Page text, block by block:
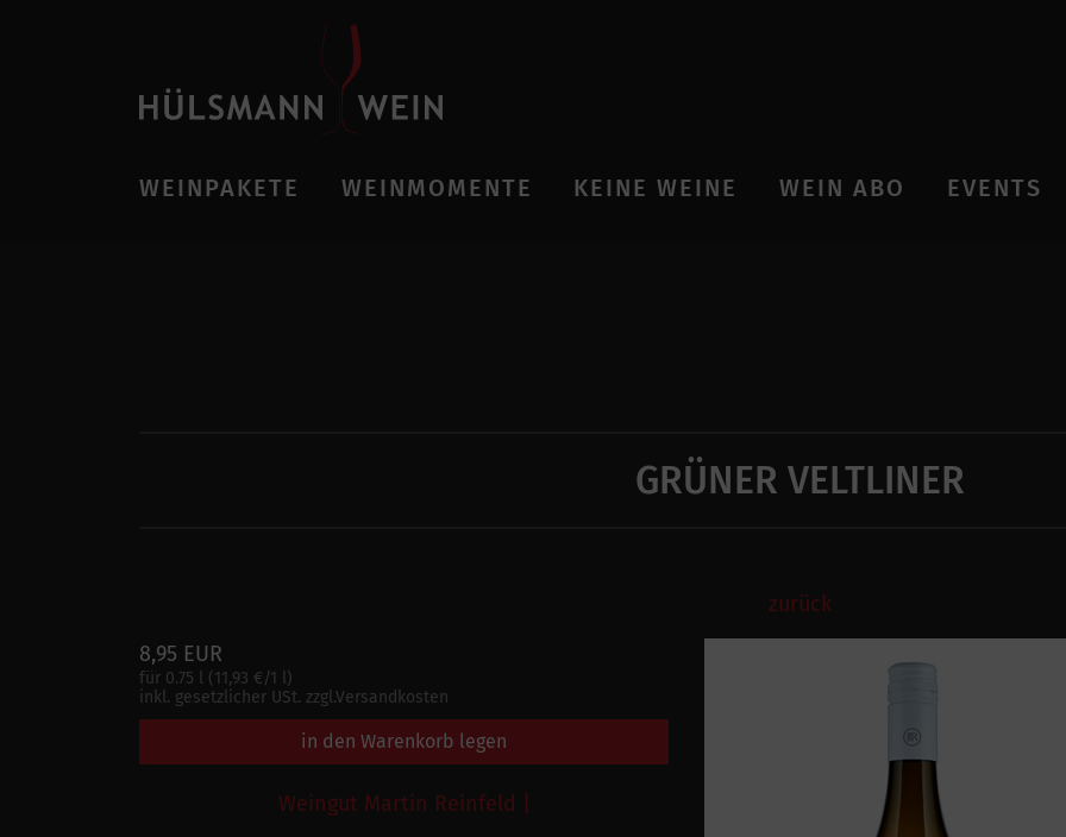
WEINPAKETE WEINMOMENTE KEINE WEINE WEIN ABO EVENTS
GRÜNER VELTLINER
zurück
8,95 EUR
für 0.75 l (11,93 €/1 l)
inkl. gesetzlicher USt. zzgl.Versandkosten
in den Warenkorb legen
Weingut Martin Reinfeld |